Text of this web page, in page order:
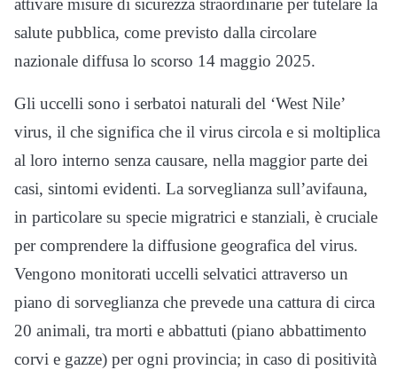
attivare misure di sicurezza straordinarie per tutelare la
salute pubblica, come previsto dalla circolare
nazionale diffusa lo scorso 14 maggio 2025.
Gli uccelli sono i serbatoi naturali del ‘West Nile’
virus, il che significa che il virus circola e si moltiplica
al loro interno senza causare, nella maggior parte dei
casi, sintomi evidenti. La sorveglianza sull’avifauna,
in particolare su specie migratrici e stanziali, è cruciale
per comprendere la diffusione geografica del virus.
Vengono monitorati uccelli selvatici attraverso un
piano di sorveglianza che prevede una cattura di circa
20 animali, tra morti e abbattuti (piano abbattimento
corvi e gazze) per ogni provincia; in caso di positività